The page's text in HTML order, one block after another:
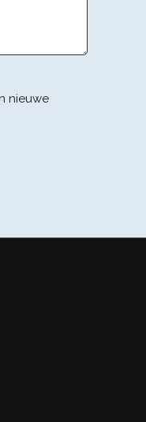
nieuwe